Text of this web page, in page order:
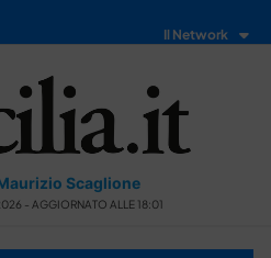
Il Network
Scaglione
- AGGIORNATO ALLE 18:01